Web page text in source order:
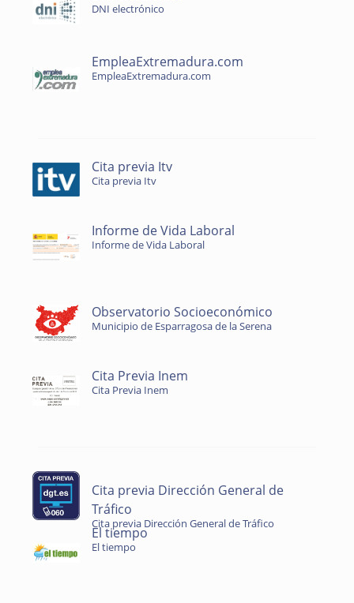
DNI electrónico
EmpleaExtremadura.com
EmpleaExtremadura.com
Cita previa Itv
Cita previa Itv
Informe de Vida Laboral
Informe de Vida Laboral
Observatorio Socioeconómico
Municipio de Esparragosa de la Serena
Cita Previa Inem
Cita Previa Inem
Cita previa Dirección General de
Tráfico
Cita previa Dirección General de Tráfico
El tiempo
El tiempo